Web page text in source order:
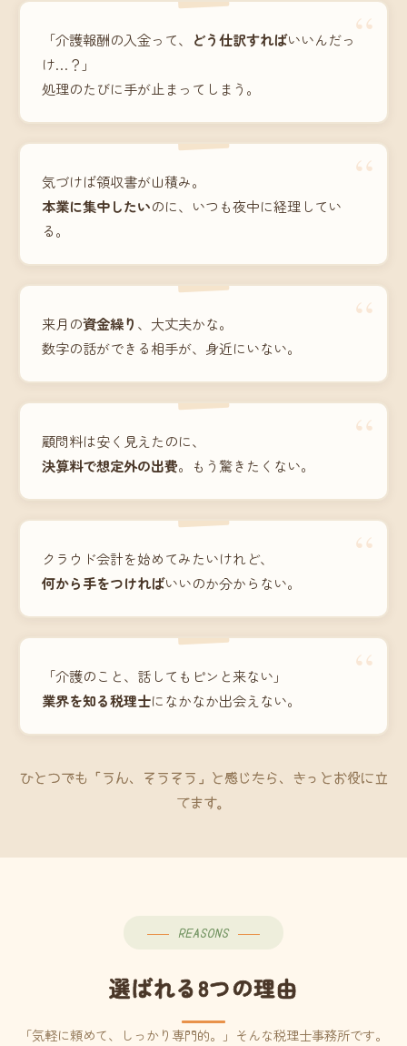
“
「介護報酬の入金って、 どう仕訳すればいいんだっ
け…？」
処理のたびに手が止まってしまう。
“
気づけば領収書が山積み。
本業に集中したいのに、いつも夜中に経理してい
る。
“
来月の資金繰り 、大丈夫かな。
数字の話ができる相手が、身近にいない。
“
顧問料は安く見えたのに、
決算料で想定外の出費。もう驚きたくない。
“
クラウド会計を始めてみたいけれど、
何から手をつければいいのか分からない。
“
「介護のこと、話してもピンと来ない」
業界を知る税理士になかなか出会えない。
ひとつでも「うん、そうそう」と感じたら、きっとお役に立
てます。
REASONS
選ばれる8つの理由
「気軽に頼めて、しっかり専門的。」そんな税理士事務所です。